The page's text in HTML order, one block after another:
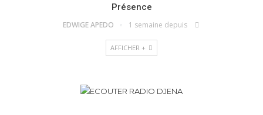
Présence
EDWIGE APEDO 1 semaine depuis
AFFICHER +